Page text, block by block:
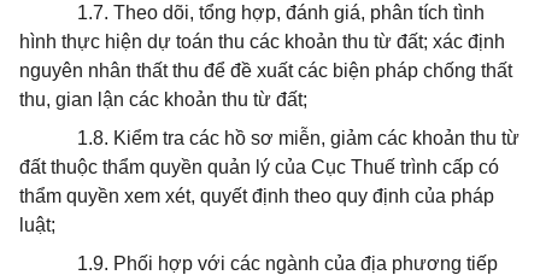
1.7. Theo dõi, tổng hợp, đánh giá, phân tích tình
hình thực hiện dự toán thu các khoản thu từ đất; xác định
nguyên nhân thất thu để đề xuất các biện pháp chống thất
thu, gian lận các khoản thu từ đất;
1.8. Kiểm tra các hồ sơ miễn, giảm các khoản thu từ
đất thuộc thẩm quyền quản lý của Cục Thuế trình cấp có
thẩm quyền xem xét, quyết định theo quy định của pháp
luật;
1.9. Phối hợp với các ngành của địa phương tiếp